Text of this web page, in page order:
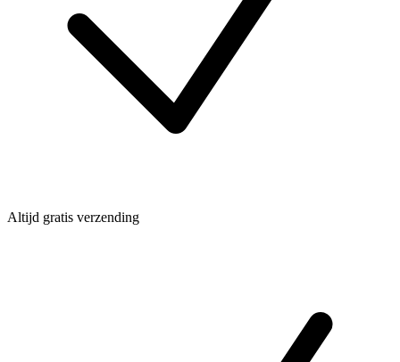
Altijd gratis verzending